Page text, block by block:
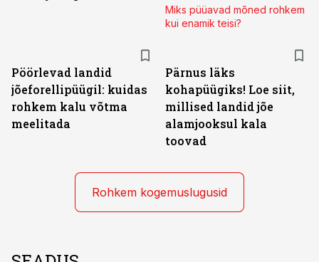
Miks püüavad mõned rohkem
kui enamik teisi?
Pöörlevad landid
jõeforellipüügil: kuidas
rohkem kalu võtma
meelitada
Pärnus läks
kohapüügiks! Loe siit,
millised landid jõe
alamjooksul kala
toovad
Rohkem kogemuslugusid